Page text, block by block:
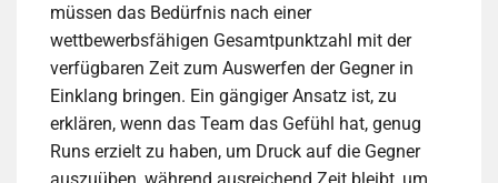
müssen das Bedürfnis nach einer
wettbewerbsfähigen Gesamtpunktzahl mit der
verfügbaren Zeit zum Auswerfen der Gegner in
Einklang bringen. Ein gängiger Ansatz ist, zu
erklären, wenn das Team das Gefühl hat, genug
Runs erzielt zu haben, um Druck auf die Gegner